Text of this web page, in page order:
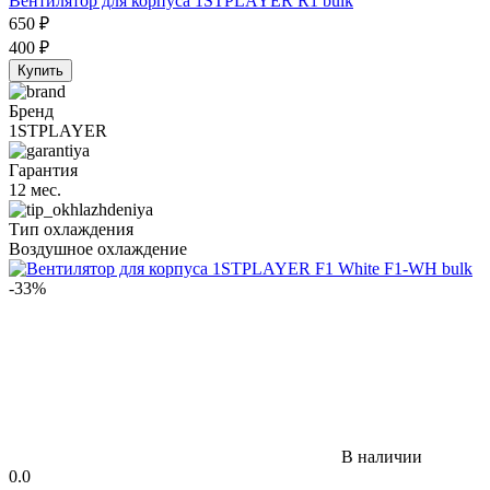
650 ₽
400 ₽
Купить
Бренд
1STPLAYER
Гарантия
12 мес.
Тип охлаждения
Воздушное охлаждение
-33%
В наличии
0.0